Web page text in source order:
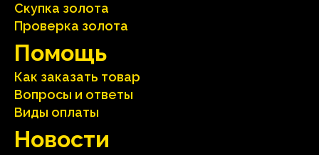
Скупка золота
Проверка золота
Помощь
Как заказать товар
Вопросы и ответы
Виды оплаты
Hовости